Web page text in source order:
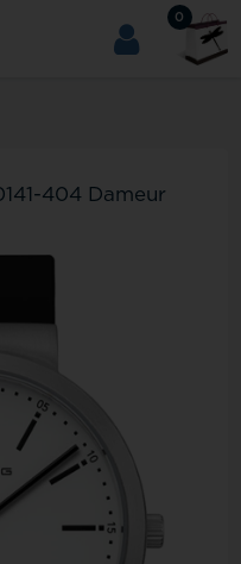
0
404 Dameur